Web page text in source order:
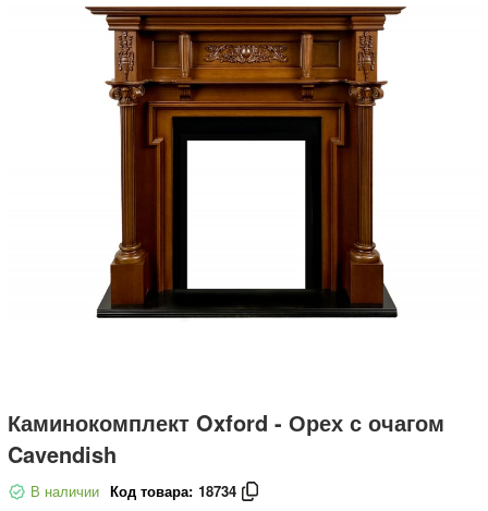
Каминокомплект Oxford - Орех с очагом
Cavendish
В наличии Код товара: 18734